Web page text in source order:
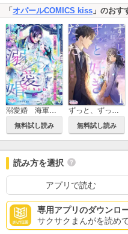
「 オパールCOMICS kiss 」のおす
溺愛婚 海軍公爵は愛しの薄幸令嬢をなんとしても妻にしたい
無料試し読み
ずっと、ずっと好きだった―再会愛―
無料試し読み
読み方を選択
アプリで読む
専用アプリのダウンロ
サクサクまんがを読め